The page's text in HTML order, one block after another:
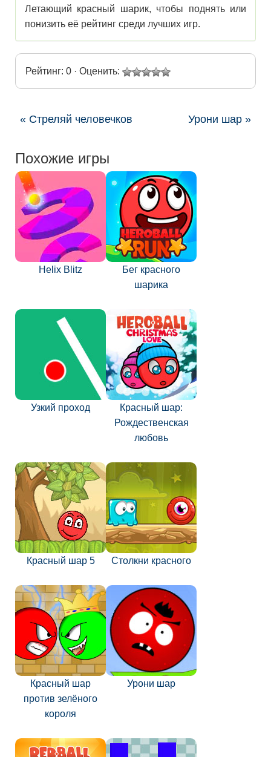
Летающий красный шарик, чтобы поднять или
понизить её рейтинг среди лучших игр.
Рейтинг: 0 · Оценить:
« Стреляй человечков Урони шар »
Похожие игры
Helix Blitz
Бег красного
шарика
Узкий проход
Красный шар:
Рождественская
любовь
Красный шар 5 Столкни красного
Красный шар
против зелёного
короля
Урони шар